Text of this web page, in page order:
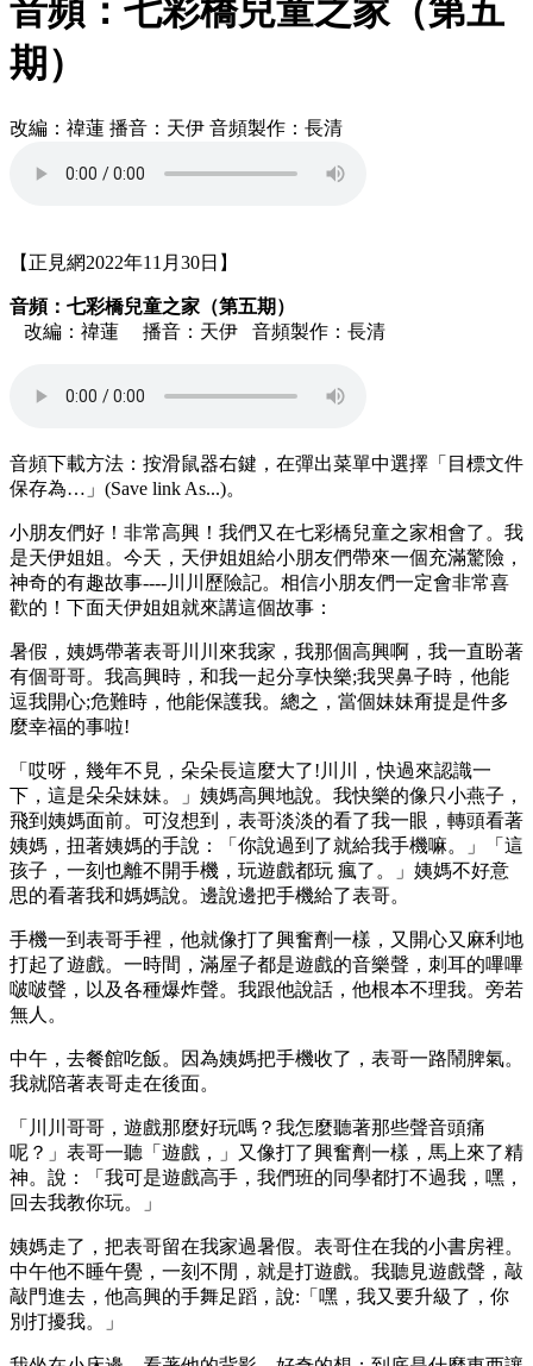
音頻：七彩橋兒童之家（第五
期）
改編：禕蓮 播音：天伊 音頻製作：長清
【正見網2022年11月30日】
音頻：七彩橋兒童之家（第五期）
改編：禕蓮 播音：天伊 音頻製作：長清
音頻下載方法：按滑鼠器右鍵，在彈出菜單中選擇「目標文件
保存為…」(Save link As...)。
小朋友們好！非常高興！我們又在七彩橋兒童之家相會了。我
是天伊姐姐。今天，天伊姐姐給小朋友們帶來一個充滿驚險，
神奇的有趣故事----川川歷險記。相信小朋友們一定會非常喜
歡的！下面天伊姐姐就來講這個故事：
暑假，姨媽帶著表哥川川來我家，我那個高興啊，我一直盼著
有個哥哥。我高興時，和我一起分享快樂;我哭鼻子時，他能
逗我開心;危難時，他能保護我。總之，當個妹妹甭提是件多
麼幸福的事啦!
「哎呀，幾年不見，朵朵長這麼大了!川川，快過來認識一
下，這是朵朵妹妹。」姨媽高興地說。我快樂的像只小燕子，
飛到姨媽面前。可沒想到，表哥淡淡的看了我一眼，轉頭看著
姨媽，扭著姨媽的手說：「你說過到了就給我手機嘛。」「這
孩子，一刻也離不開手機，玩遊戲都玩 瘋了。」姨媽不好意
思的看著我和媽媽說。邊說邊把手機給了表哥。
手機一到表哥手裡，他就像打了興奮劑一樣，又開心又麻利地
打起了遊戲。一時間，滿屋子都是遊戲的音樂聲，刺耳的嗶嗶
啵啵聲，以及各種爆炸聲。我跟他說話，他根本不理我。旁若
無人。
中午，去餐館吃飯。因為姨媽把手機收了，表哥一路鬧脾氣。
我就陪著表哥走在後面。
「川川哥哥，遊戲那麼好玩嗎？我怎麼聽著那些聲音頭痛
呢？」表哥一聽「遊戲，」又像打了興奮劑一樣，馬上來了精
神。說：「我可是遊戲高手，我們班的同學都打不過我，嘿，
回去我教你玩。」
姨媽走了，把表哥留在我家過暑假。表哥住在我的小書房裡。
中午他不睡午覺，一刻不閒，就是打遊戲。我聽見遊戲聲，敲
敲門進去，他高興的手舞足蹈，說:「嘿，我又要升級了，你
別打擾我。」